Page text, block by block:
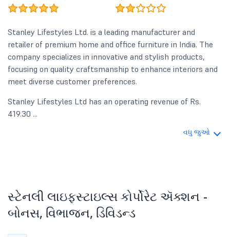
Stanley Lifestyles Ltd. is a leading manufacturer and
retailer of premium home and office furniture in India. The
company specializes in innovative and stylish products,
focusing on quality craftsmanship to enhance interiors and
meet diverse customer preferences.
Stanley Lifestyles Ltd has an operating revenue of Rs.
419.30 ...
વધુ જુઓ
સ્ટેનલી લાઇફસ્ટાઇલ્સ કોર્પોરેટ ઍક્શન -
બોનસ, વિભાજન, ડિવિડન્ડ